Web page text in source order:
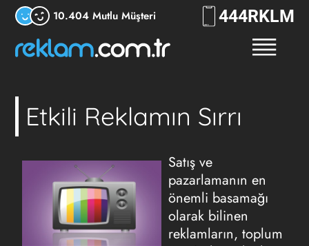
10.404 Mutlu Müşteri 444RKLM
Etkili Reklamın Sırrı
Satış ve
pazarlamanın en
önemli basamağı
olarak bilinen
reklamların, toplum